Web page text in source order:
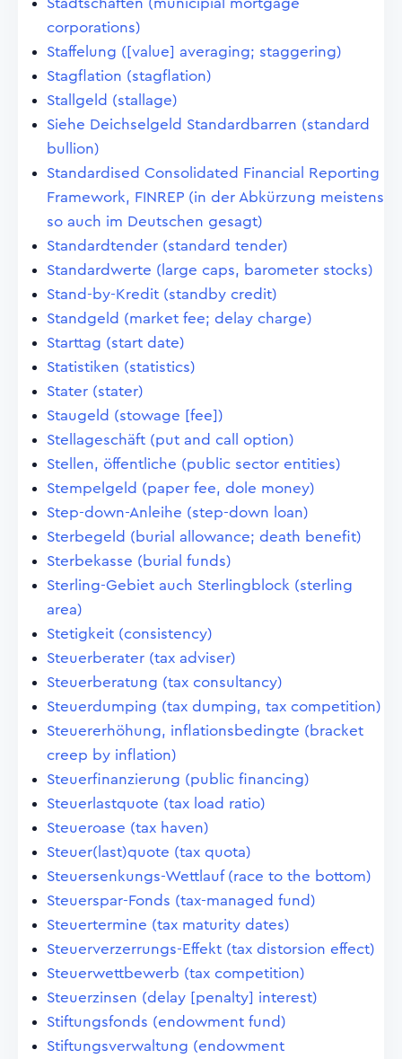
Stadtschaften (municipial mortgage
corporations)
Staffelung ([value] averaging; staggering)
Stagflation (stagflation)
Stallgeld (stallage)
Siehe Deichselgeld Standardbarren (standard
bullion)
Standardised Consolidated Financial Reporting
Framework, FINREP (in der Abkürzung meistens
so auch im Deutschen gesagt)
Standardtender (standard tender)
Standardwerte (large caps, barometer stocks)
Stand-by-Kredit (standby credit)
Standgeld (market fee; delay charge)
Starttag (start date)
Statistiken (statistics)
Stater (stater)
Staugeld (stowage [fee])
Stellageschäft (put and call option)
Stellen, öffentliche (public sector entities)
Stempelgeld (paper fee, dole money)
Step-down-Anleihe (step-down loan)
Sterbegeld (burial allowance; death benefit)
Sterbekasse (burial funds)
Sterling-Gebiet auch Sterlingblock (sterling
area)
Stetigkeit (consistency)
Steuerberater (tax adviser)
Steuerberatung (tax consultancy)
Steuerdumping (tax dumping, tax competition)
Steuererhöhung, inflationsbedingte (bracket
creep by inflation)
Steuerfinanzierung (public financing)
Steuerlastquote (tax load ratio)
Steueroase (tax haven)
Steuer(last)quote (tax quota)
Steuersenkungs-Wettlauf (race to the bottom)
Steuerspar-Fonds (tax-managed fund)
Steuertermine (tax maturity dates)
Steuerverzerrungs-Effekt (tax distorsion effect)
Steuerwettbewerb (tax competition)
Steuerzinsen (delay [penalty] interest)
Stiftungsfonds (endowment fund)
Stiftungsverwaltung (endowment